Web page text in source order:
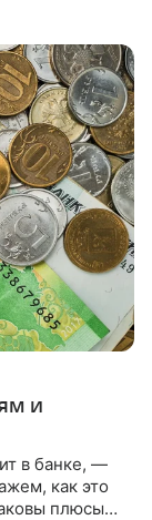
и
в банке, —
как это
плюсы и